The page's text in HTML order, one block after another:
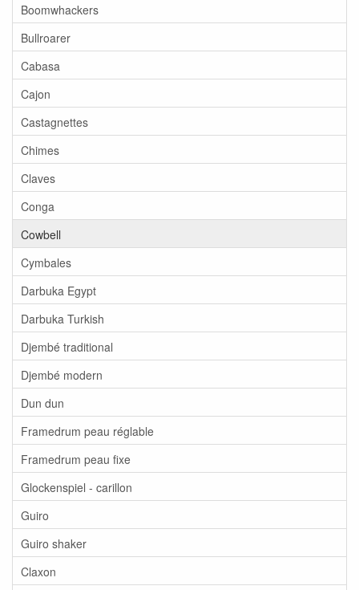
Boomwhackers
Bullroarer
Cabasa
Cajon
Castagnettes
Chimes
Claves
Conga
Cowbell
Cymbales
Darbuka Egypt
Darbuka Turkish
Djembé traditional
Djembé modern
Dun dun
Framedrum peau réglable
Framedrum peau fixe
Glockenspiel - carillon
Guiro
Guiro shaker
Claxon